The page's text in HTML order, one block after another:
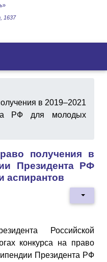
1637
в 2019–2021
РФ для молодых
получения в
Президента РФ
аспирантов
Российской
конкурса на право
Президента РФ